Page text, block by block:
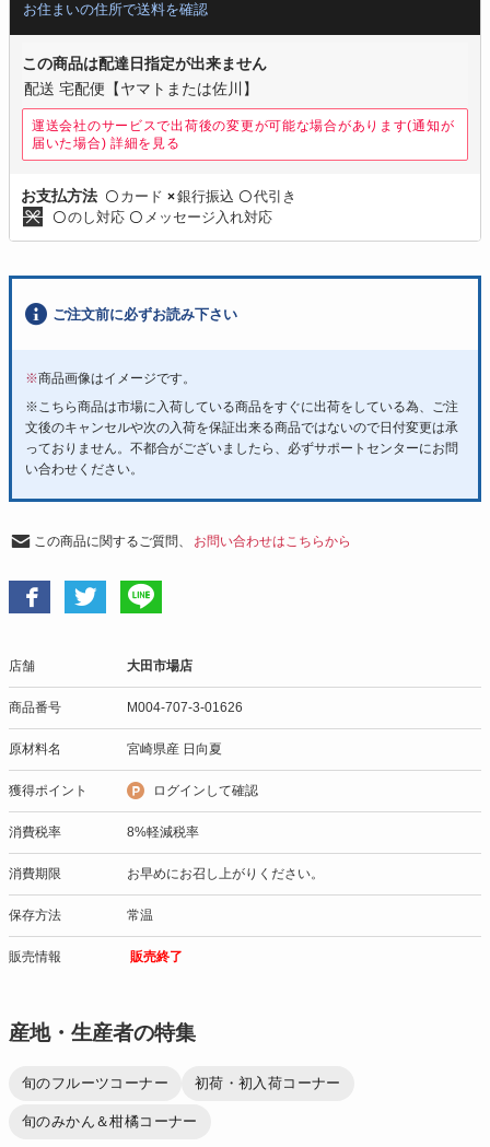
お住まいの住所で送料を確認
この商品は配達日指定が出来ません
配送 宅配便【ヤマトまたは佐川】
運送会社のサービスで出荷後の変更が可能な場合があります(通知が
届いた場合) 詳細を見る
お支払方法 〇 カード ×銀行振込 〇代引き
〇のし対応 〇 メッセージ入れ対応
ご注文前に必ずお読み下さい
※商品画像はイメージです。
※こちら商品は市場に入荷している商品をすぐに出荷をしている為、ご注
文後のキャンセルや次の入荷を保証出来る商品ではないので日付変更は承
っておりません。不都合がございましたら、必ずサポートセンターにお問
い合わせください。
この商品に関するご質問、 お問い合わせはこちらから
店舗 大田市場店
商品番号 M004-707-3-01626
原材料名 宮崎県産 日向夏
獲得ポイント ログインして確認
消費税率 8%軽減税率
消費期限 お早めにお召し上がりください。
保存方法 常温
販売情報 販売終了
産地・生産者の特集
旬のフルーツコーナー 初荷・初入荷コーナー
旬のみかん＆柑橘コーナー